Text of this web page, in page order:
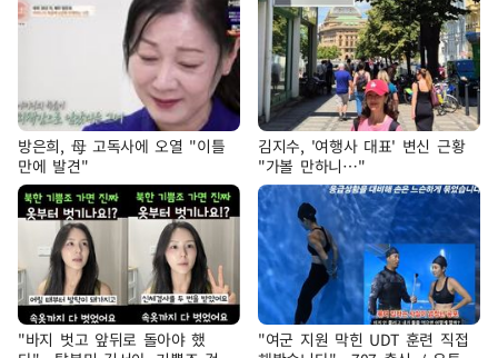
방은희, 母 고독사에 오열 "이틀
만에 발견"
김지수, '여행사 대표' 변신 근황
"가볼 만하니…"
"바지 벗고 앞뒤로 돌아야 했
"여군 지원 막힌 UDT 훈련 직접